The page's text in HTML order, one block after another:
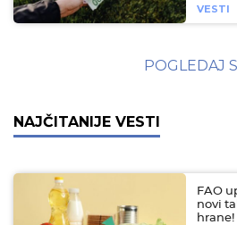
VESTI
POGLEDAJ
NAJČITANIJE VESTI
FAO
novi
hrane!